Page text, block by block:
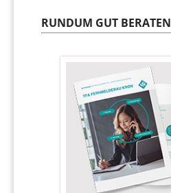
RUNDUM GUT BERATEN